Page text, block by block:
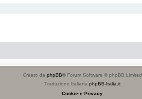
Creato da phpBB® Forum Software © phpBB Limited
Traduzione Italiana phpBB-Italia.it
Cookie e Privacy